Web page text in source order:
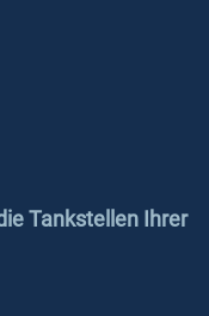
Tankstellen Ihrer